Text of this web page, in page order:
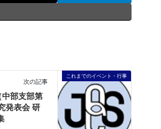
これまでのイベント・行事
次の記事
部支部第
発表会 研